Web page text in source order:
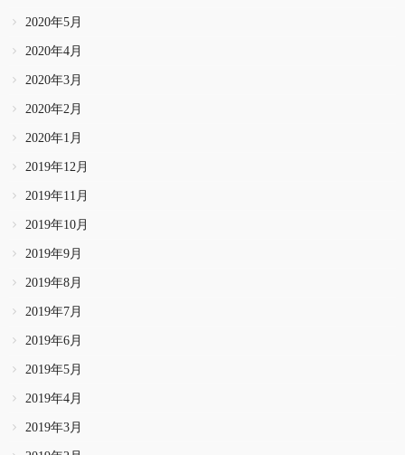
2020年5月
2020年4月
2020年3月
2020年2月
2020年1月
2019年12月
2019年11月
2019年10月
2019年9月
2019年8月
2019年7月
2019年6月
2019年5月
2019年4月
2019年3月